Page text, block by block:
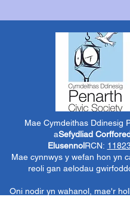
Mae Cymdeithas Ddinesig
aSefydliad
ElusennolRCN:
Mae cynnwys y wefan hon yn
reoli gan aelodau
Oni nodir yn wahanol, mae'r